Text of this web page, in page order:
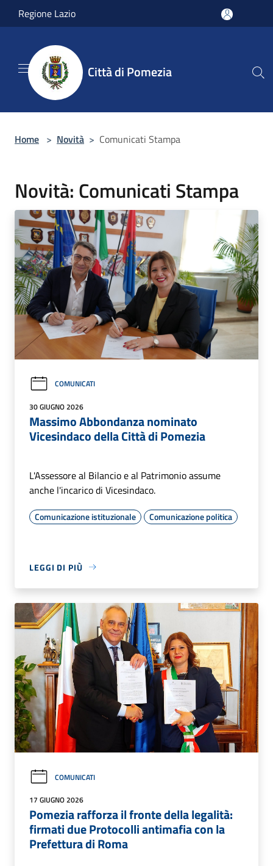
Salta al contenuto principale
Regione Lazio
Città di Pomezia
Home > Novità > Comunicati Stampa
Novità: Comunicati Stampa
COMUNICATI
30 GIUGNO 2026
Massimo Abbondanza nominato
Vicesindaco della Città di Pomezia
L'Assessore al Bilancio e al Patrimonio assume
anche l'incarico di Vicesindaco.
Comunicazione istituzionale Comunicazione politica
LEGGI DI PIÙ
COMUNICATI
17 GIUGNO 2026
Pomezia rafforza il fronte della legalità:
firmati due Protocolli antimafia con la
Prefettura di Roma